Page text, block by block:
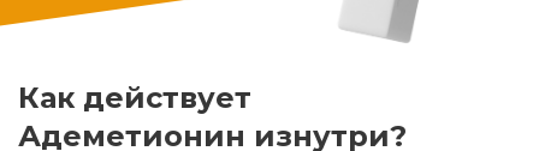
Как действует
Адеметионин изнутри?